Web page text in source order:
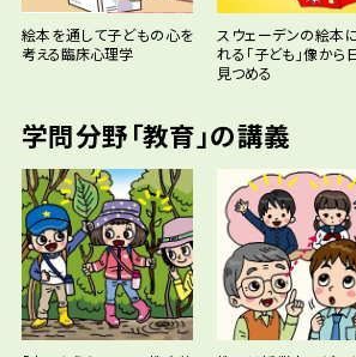
絵本を通して子どもの心を
考える臨床心理学
スウェーデンの絵本
れる「子ども」像から
見つめる
学問分野「教育」の講義